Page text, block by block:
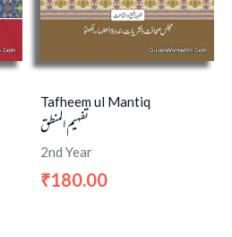
Tafheem ul Mantiq
تفہیم المنطق
2nd Year
₹180.00